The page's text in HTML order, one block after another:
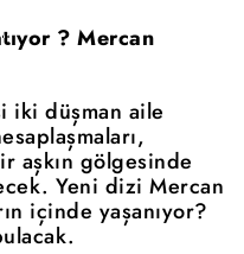
? Mercan
iki düşman aile
aşkın gölgesinde
Yeni dizi Mercan
içinde yaşanıyor?